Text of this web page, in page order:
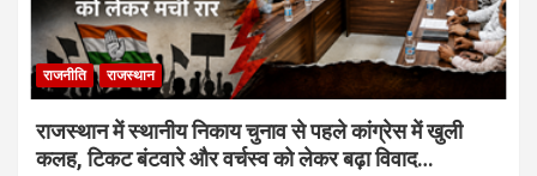
राजनीति राजस्थान
राजस्थान में स्थानीय निकाय चुनाव से पहले कांग्रेस में खुली
कलह, टिकट बंटवारे और वर्चस्व को लेकर बढ़ा विवाद…